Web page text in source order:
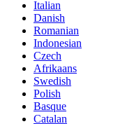
Italian
Danish
Romanian
Indonesian
Czech
Afrikaans
Swedish
Polish
Basque
Catalan